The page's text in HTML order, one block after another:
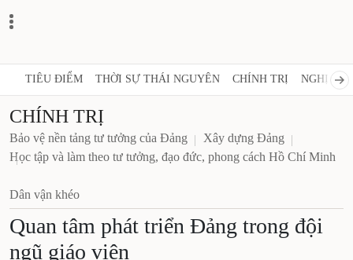
TIÊU ĐIỂM THỜI SỰ THÁI NGUYÊN CHÍNH TRỊ NGHỊ
CHÍNH TRỊ
Bảo vệ nền tảng tư tưởng của Đảng
Xây dựng Đảng
Học tập và làm theo tư tưởng, đạo đức, phong cách Hồ Chí Minh
Dân vận khéo
Quan tâm phát triển Đảng trong đội
ngũ giáo viên